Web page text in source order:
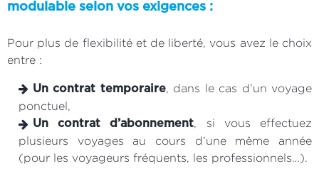
modulable selon vos exigences :
Pour plus de flexibilité et de liberté, vous avez le choix
entre :
Un contrat temporaire, dans le cas d’un voyage
ponctuel,
Un contrat d’abonnement, si vous effectuez
plusieurs voyages au cours d’une même année
(pour les voyageurs fréquents, les professionnels…).